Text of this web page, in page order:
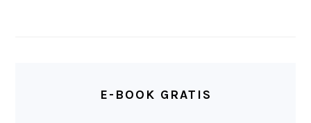
E-BOOK GRATIS